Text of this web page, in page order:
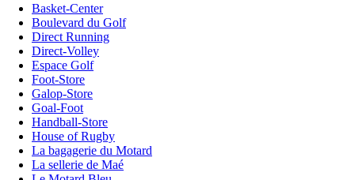
Basket-Center
Boulevard du Golf
Direct Running
Direct-Volley
Espace Golf
Foot-Store
Galop-Store
Goal-Foot
Handball-Store
House of Rugby
La bagagerie du Motard
La sellerie de Maé